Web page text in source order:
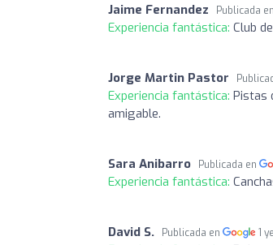
Jaime Fernandez Publicada en
Experiencia fantástica: Club
Jorge Martin Pastor
Experiencia fantástica: Pistas
amigable.
Sara Anibarro Publicada en
Experiencia fantástica:
David S. Publicada en 1